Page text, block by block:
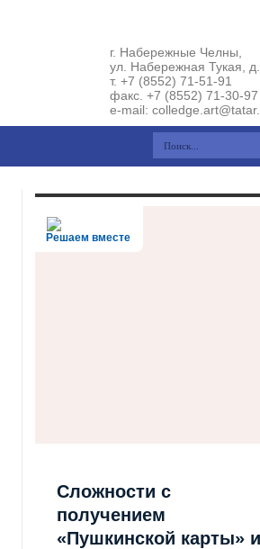
г. Набережные Челны,
ул. Набережная Тукая,
т. +7 (8552) 71-51-91
факс. +7 (8552) 71-30-97
e-mail:
Решаем вместе
Сложности с
получением
«Пушкинской карты»